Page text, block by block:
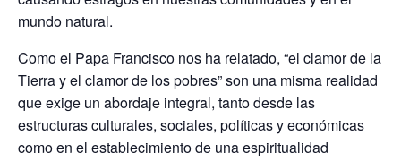
mundo natural.
Como el Papa Francisco nos ha relatado, “el clamor de la
Tierra y el clamor de los pobres” son una misma realidad
que exige un abordaje integral, tanto desde las
estructuras culturales, sociales, políticas y económicas
como en el establecimiento de una espiritualidad